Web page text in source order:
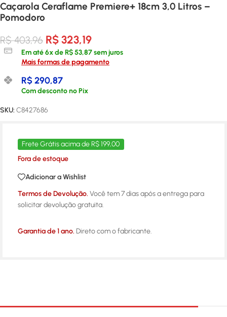
Caçarola Ceraflame Premiere+ 18cm 3,0 Litros –
Pomodoro
R$403,96 R$323,19
Em até6x deR$53,87sem juros
Mais formas de pagamento
R$290,87
Com desconto no Pix
SKU: C8427686
Frete Grátis acima de R$ 199,00
Fora de estoque
Adicionar a Wishlist
Termos de Devolução. Você tem 7 dias após a entrega para
solicitar devolução gratuita.
Garantia de 1 ano. Direto com o fabricante.